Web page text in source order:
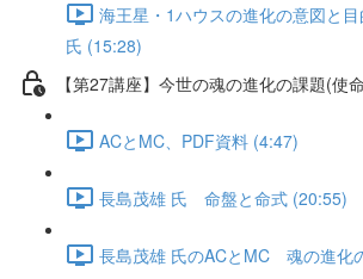
海王星・1ハウスの進化の意図と
氏 (15:28)
【第27講座】今世の魂の進化の課題(
ACとMC、PDF資料 (4:47)
長島茂雄 氏 命盤と命式 (20:55)
長島茂雄 氏のACとMC 魂の進化